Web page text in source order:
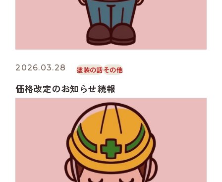
2026.03.28 塗装の話その他
価格改定のお知らせ続報